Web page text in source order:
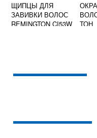
ЩИПЦЫ ДЛЯ
ЗАВИВКИ ВОЛОС
REMINGTON CI53W
ТОН